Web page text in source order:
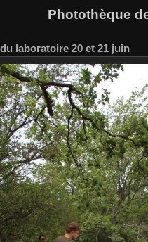
Photothèque
laboratoire 20 et 21 juin